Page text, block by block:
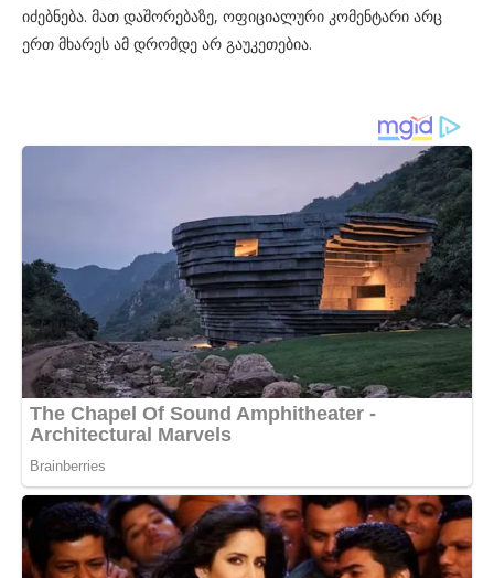
იძებნება. მათ დაშორებაზე, ოფიციალური კომენტარი არც
ერთ მხარეს ამ დრომდე არ გაუკეთებია.